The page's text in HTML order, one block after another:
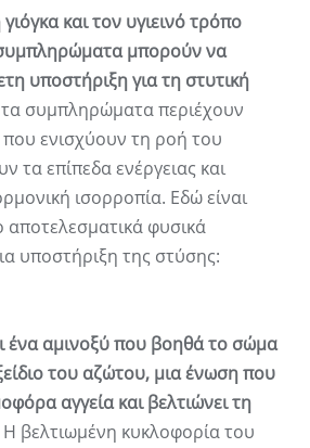
και τον υγιεινό τρόπο
μπορούν να
υποστήριξη για τη στυτική
συμπληρώματα περιέχουν
ενισχύουν τη ροή του
τα επίπεδα ενέργειας και
ισορροπία. Εδώ είναι
αποτελεσματικά φυσικά
υποστήριξη της στύσης:
ένα αμινοξύ που βοηθά το σώμα
του αζώτου, μια ένωση που
αγγεία και βελτιώνει τη
Η βελτιωμένη κυκλοφορία του